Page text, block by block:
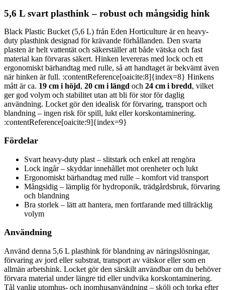
mängd
5,6 L svart plasthink – robust och mångsidig hink
Black Plastic Bucket (5,6 L) från Eden Horticulture är en heavy-
duty plasthink designad för krävande förhållanden. Den svarta
plasten är helt vattentät och säkerställer att både vätska och fast
material kan förvaras säkert. Hinken levereras med lock och ett
ergonomiskt bärhandtag med rulle, så att handtaget är bekvämt även
när hinken är full. :contentReference[oaicite:8]{index=8} Hinkens
mått är ca. 19 cm i höjd, 20 cm i längd och 24 cm i bredd, vilket
ger god volym och stabilitet utan att bli för stor för daglig
användning. Locket gör den idealisk för förvaring, transport och
blandning – ingen risk för spill, lukt eller korskontaminering.
:contentReference[oaicite:9]{index=9}
Fördelar
Svart heavy-duty plast – slitstark och enkel att rengöra
Lock ingår – skyddar innehållet mot orenheter och lukt
Ergonomiskt bärhandtag med rulle – komfort vid transport
Mångsidig – lämplig för hydroponik, trädgårdsbruk, förvaring
och blandning
Bra storlek – lätt att hantera, men fortfarande med tillräcklig
volym
Användning
Använd denna 5,6 L plasthink för blandning av näringslösningar,
förvaring av jord eller substrat, transport av vätskor eller som en
allmän arbetshink. Locket gör den särskilt användbar om du behöver
förvara material under längre tid eller undvika korskontaminering.
Tål vanlig utomhus- och inomhusanvändning – skölj och torka efter